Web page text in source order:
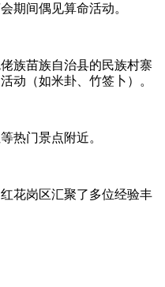
期间偶见算命活动。
族苗族自治县的民族村寨
动（如米卦、竹签卜）。
热门景点附近。
花岗区汇聚了多位经验丰